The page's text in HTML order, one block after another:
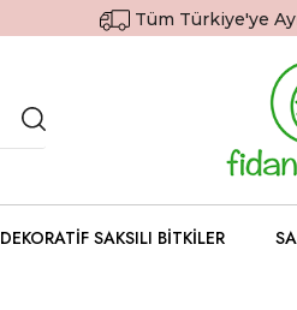
Tüm Türkiye'ye
DEKORATIF SAKSILI BITKILER